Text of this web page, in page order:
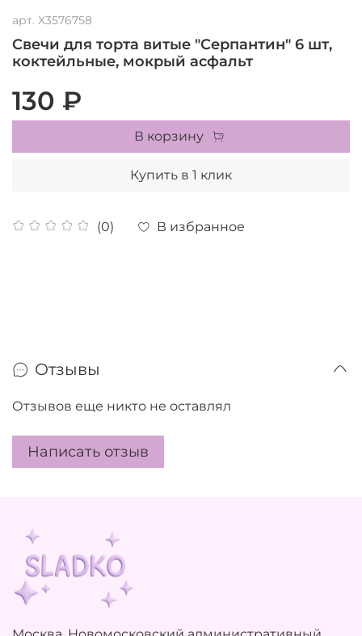
арт. X3576758
Свечи для торта витые "Серпантин" 6 шт,
коктейльные, мокрый асфальт
(0) В избранное
130 ₽
В корзину
Купить в 1 клик
Отзывы
Отзывов еще никто не оставлял
Написать отзыв